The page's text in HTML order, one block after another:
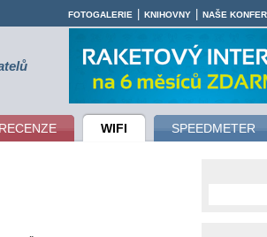
WIFI SPEEDMETER
FOTOGALERIE KNIHOVNY NAŠE